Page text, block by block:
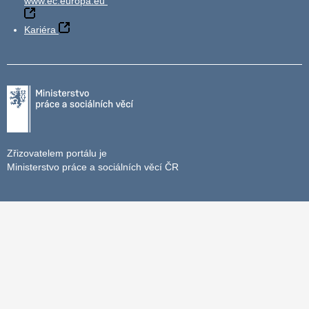
Kariéra
Zřizovatelem portálu je
Ministerstvo práce a sociálních věcí ČR